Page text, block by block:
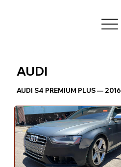
AUDI
AUDI S4 PREMIUM PLUS — 2016